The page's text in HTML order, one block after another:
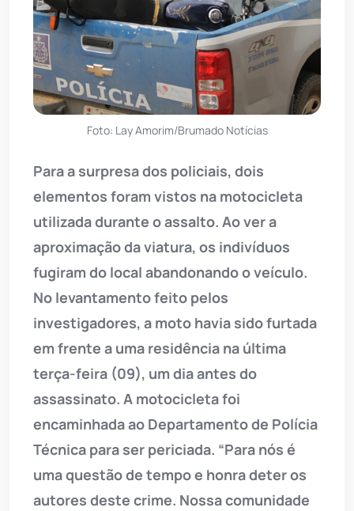
Foto: Lay Amorim/Brumado Notícias
Para a surpresa dos policiais, dois
elementos foram vistos na motocicleta
utilizada durante o assalto. Ao ver a
aproximação da viatura, os indivíduos
fugiram do local abandonando o veículo.
No levantamento feito pelos
investigadores, a moto havia sido furtada
em frente a uma residência na última
terça-feira (09), um dia antes do
assassinato. A motocicleta foi
encaminhada ao Departamento de Polícia
Técnica para ser periciada. “Para nós é
uma questão de tempo e honra deter os
autores deste crime. Nossa comunidade